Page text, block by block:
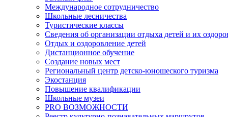
Международное сотрудничество
Школьные лесничества
Туристические классы
Сведения об организации отдыха детей и их
Отдых и оздоровление детей
Дистанционное обучение
Создание новых мест
Региональный центр детско-юношеского туризма
Экостанция
Повышение квалификации
Школьные музеи
PRO ВОЗМОЖНОСТИ